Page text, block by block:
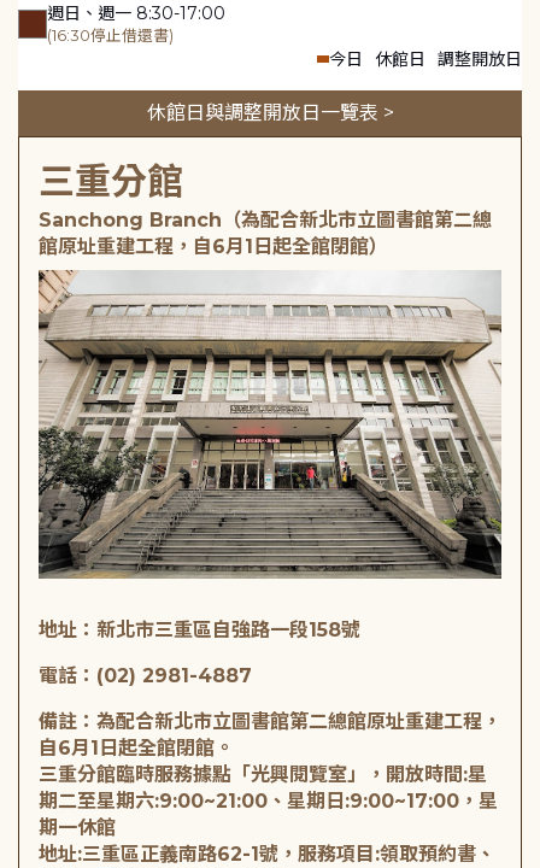
週日、週一 8:30-17:00
(16:30停止借還書)
今日 休館日 調整開放日
休館日與調整開放日一覽表 >
三重分館
Sanchong Branch（為配合新北市立圖書館第二總
館原址重建工程，自6月1日起全館閉館）
地址：新北市三重區自強路一段158號
電話：(02) 2981-4887
備註：為配合新北市立圖書館第二總館原址重建工程，
自6月1日起全館閉館。
三重分館臨時服務據點「光興閱覽室」，開放時間:星
期二至星期六:9:00~21:00、星期日:9:00~17:00，星
期一休館
地址:三重區正義南路62-1號，服務項目:領取預約書、